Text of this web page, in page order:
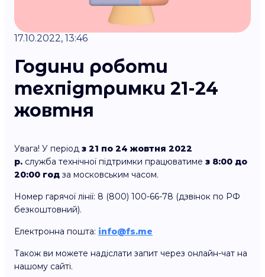
17.10.2022, 13:46
Години роботи
техпідтримки 21-24
жовтня
Увага! У період з 21 по 24 жовтня 2022
р. служба технічної підтримки працюватиме з 8:00 до
20:00 год за московським часом.
Номер гарячої лінії: 8 (800) 100-66-78 (дзвінок по РФ
безкоштовний).
Електронна пошта: info@fs.me
Також ви можете надіслати запит через онлайн-чат на
нашому сайті.